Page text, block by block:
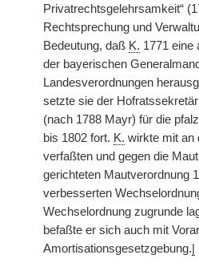
Privatrechtsgelehrsamkeit“
Rechtsprechung und
Bedeutung, daß K. 1771 eine
der bayerischen
Landesverordnungen
setzte sie der Hofratssekretär
(nach 1788 Mayr) für die
bis 1802 fort. K. wirkte mit an
verfaßten und gegen die
gerichteten Mautverordnung
verbesserten
Wechselordnung zugrunde
befaßte er sich auch mit
Amortisationsgesetzgebung.